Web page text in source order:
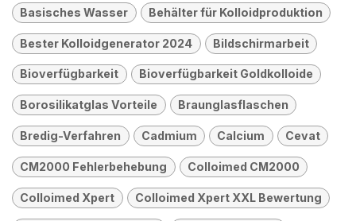
Basisches Wasser Behälter für Kolloidproduktion
Bester Kolloidgenerator 2024 Bildschirmarbeit
Bioverfügbarkeit Bioverfügbarkeit Goldkolloide
Borosilikatglas Vorteile Braunglasflaschen
Bredig-Verfahren Cadmium Calcium Cevat
CM2000 Fehlerbehebung Colloimed CM2000
Colloimed Xpert Colloimed Xpert XXL Bewertung